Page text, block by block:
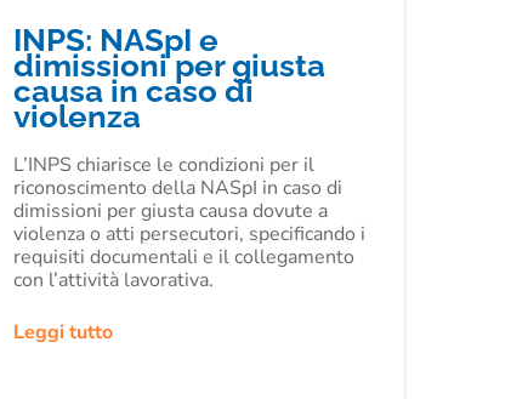
INPS: NASpI e
dimissioni per giusta
causa in caso di
violenza
L’INPS chiarisce le condizioni per il
riconoscimento della NASpI in caso di
dimissioni per giusta causa dovute a
violenza o atti persecutori, specificando i
requisiti documentali e il collegamento
con l’attività lavorativa.
Leggi tutto